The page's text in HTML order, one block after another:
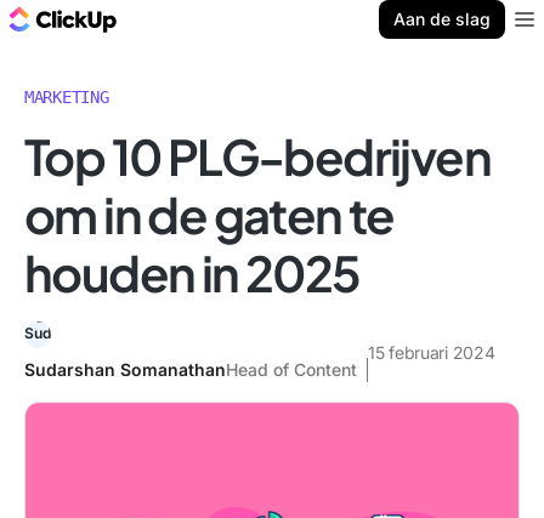
Aan de slag
MARKETING
Top 10 PLG-bedrijven
om in de gaten te
houden in 2025
Sudarshan SomanathanHead of Content
15 februari 2024